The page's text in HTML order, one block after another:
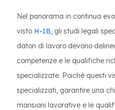
Nel panorama in continua
visto H-1B, gli studi legali
datori di lavoro devono
competenze e le qualifiche
specializzate. Poiché questi
specializzati, garantire una
mansioni lavorative e le